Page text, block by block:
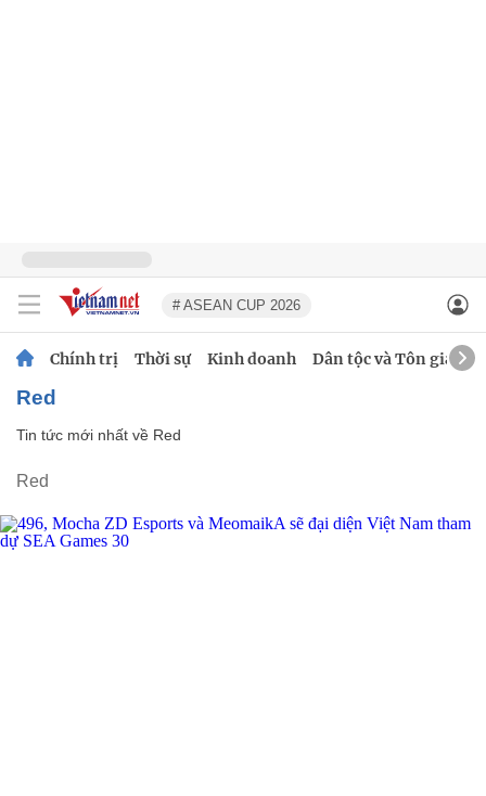
# ASEAN CUP 2026
Chính trị Thời sự Kinh doanh Dân tộc và Tôn giáo
Red
Tin tức mới nhất về Red
Red